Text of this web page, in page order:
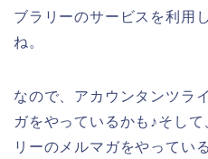
ブラリーのサービスを利用
ね。
なので、アカウンタンツラ
ガをやっているかも♪そし
リーのメルマガをやってい